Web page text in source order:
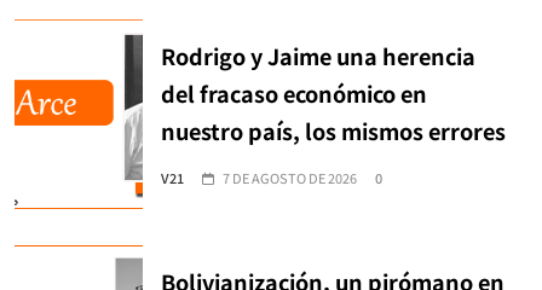
Rodrigo y Jaime una herencia
del fracaso económico en
nuestro país, los mismos errores
V21 7 DE AGOSTO DE 2026 0
Bolivianización, un pirómano en